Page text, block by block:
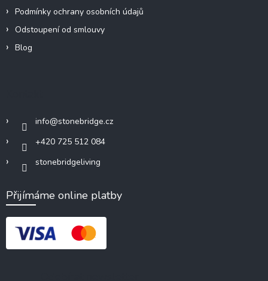
Podmínky ochrany osobních údajů
Odstoupení od smlouvy
Blog
info@stonebridge.cz
+420 725 512 084
stonebridgeliving
Přijímáme online platby